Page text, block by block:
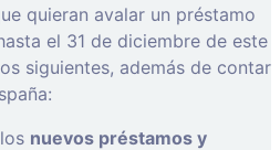
quieran avalar un préstamo
el 31 de diciembre de este
siguientes, además de contar
nuevos préstamos y